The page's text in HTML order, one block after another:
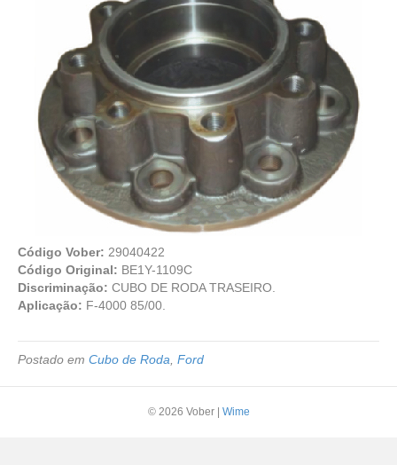
Código Vober: 29040422
Código Original: BE1Y-1109C
Discriminação: CUBO DE RODA TRASEIRO.
Aplicação: F-4000 85/00.
Postado em Cubo de Roda Ford
© 2026 Vober Wime